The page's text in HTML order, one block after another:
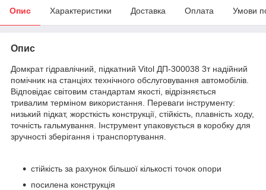
Опис Характеристики Доставка Оплата Умови
Опис
Домкрат гідравлічний, підкатний Vitol ДП-300038 3т надійний
помічник на станціях технічного обслуговування автомобілів.
Відповідає світовим стандартам якості, відрізняється
тривалим терміном використання. Переваги інструменту:
низький підкат, жорсткість конструкції, стійкість, плавність ходу,
точність гальмування. Інструмент упаковується в коробку для
зручності зберігання і транспортування.
стійкість за рахунок більшої кількості точок опори
посилена конструкція